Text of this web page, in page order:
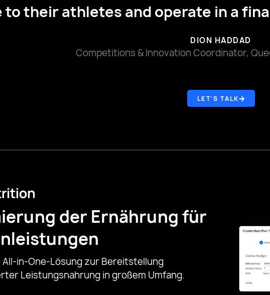
to their athletes and operate in a
DION HADDAD
Competitions & Innovation Coordinator,
LET'S TALK
der Ernährung für
All-in-One-Lösung zur Bereitstellung
Leistungsnahrung in großem Umfang.